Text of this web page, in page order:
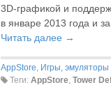
3D-графикой и
в январе 2013 года и
Читать далее →
AppStore, Игры, эмуляторы
Теги: AppStore, Tower